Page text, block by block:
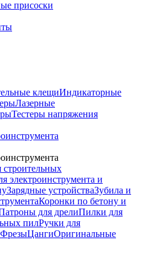
присоски
клещиИндикаторные
Лазерные
Тестеры напряжения
электроинструмента и
Зарядные устройстваЗубила и
Коронки по бетону и
для дрелиПилки для
пилРучки для
ФрезыЦангиОригинальные